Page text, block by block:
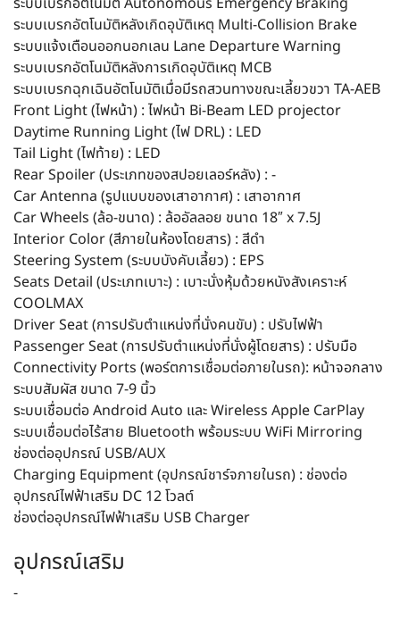
ระบบเบรกอัตโนมัติหลังเกิดอุบัติเหตุ Multi-Collision Brake
ระบบแจ้งเตือนออกนอกเลน Lane Departure Warning
ระบบเบรกอัตโนมัติหลังการเกิดอุบัติเหตุ MCB
ระบบเบรกฉุกเฉินอัตโนมัติเมื่อมีรถสวนทางขณะเลี้ยวขวา TA-AEB
Front Light (ไฟหน้า) : ไฟหน้า Bi-Beam LED projector
Daytime Running Light (ไฟ DRL) : LED
Tail Light (ไฟท้าย) : LED
Rear Spoiler (ประเภทของสปอยเลอร์หลัง) : -
Car Antenna (รูปแบบของเสาอากาศ) : เสาอากาศ
Car Wheels (ล้อ-ขนาด) : ล้ออัลลอย ขนาด 18″ x 7.5J
Interior Color (สีภายในห้องโดยสาร) : สีดำ
Steering System (ระบบบังคับเลี้ยว) : EPS
Seats Detail (ประเภทเบาะ) : เบาะนั่งหุ้มด้วยหนังสังเคราะห์
COOLMAX
Driver Seat (การปรับตำแหน่งที่นั่งคนขับ) : ปรับไฟฟ้า
Passenger Seat (การปรับตำแหน่งที่นั่งผู้โดยสาร) : ปรับมือ
Connectivity Ports (พอร์ตการเชื่อมต่อภายในรถ): หน้าจอกลาง
ระบบสัมผัส ขนาด 7-9 นิ้ว
ระบบเชื่อมต่อ Android Auto และ Wireless Apple CarPlay
ระบบเชื่อมต่อไร้สาย Bluetooth พร้อมระบบ WiFi Mirroring
ช่องต่ออุปกรณ์ USB/AUX
Charging Equipment (อุปกรณ์ชาร์จภายในรถ) : ช่องต่อ
อุปกรณ์ไฟฟ้าเสริม DC 12 โวลต์
ช่องต่ออุปกรณ์ไฟฟ้าเสริม USB Charger
อุปกรณ์เสริม
-